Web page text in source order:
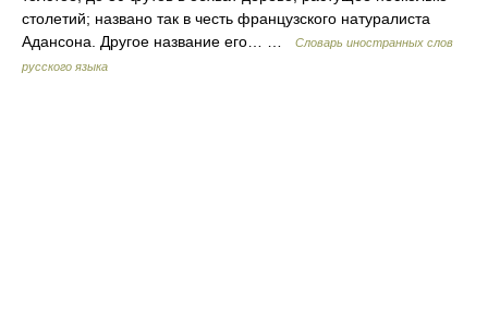
столетий; названо так в честь французского натуралиста
Адансона. Другое название его… …
Словарь иностранных слов
русского языка